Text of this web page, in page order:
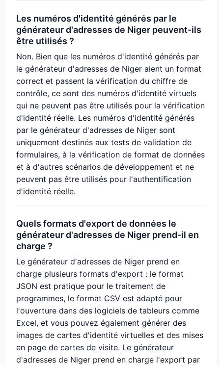
Les numéros d'identité générés par le
générateur d'adresses de Niger peuvent-ils
être utilisés ?
Non. Bien que les numéros d'identité générés par
le générateur d'adresses de Niger aient un format
correct et passent la vérification du chiffre de
contrôle, ce sont des numéros d'identité virtuels
qui ne peuvent pas être utilisés pour la vérification
d'identité réelle. Les numéros d'identité générés
par le générateur d'adresses de Niger sont
uniquement destinés aux tests de validation de
formulaires, à la vérification de format de données
et à d'autres scénarios de développement et ne
peuvent pas être utilisés pour l'authentification
d'identité réelle.
Quels formats d'export de données le
générateur d'adresses de Niger prend-il en
charge ?
Le générateur d'adresses de Niger prend en
charge plusieurs formats d'export : le format
JSON est pratique pour le traitement de
programmes, le format CSV est adapté pour
l'ouverture dans des logiciels de tableurs comme
Excel, et vous pouvez également générer des
images de cartes d'identité virtuelles et des mises
en page de cartes de visite. Le générateur
d'adresses de Niger prend en charge l'export par